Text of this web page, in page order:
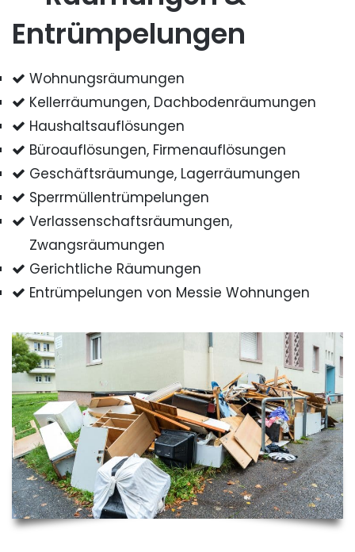
Entrümpelungen
Wohnungsräumungen
Kellerräumungen, Dachbodenräumungen
Haushaltsauflösungen
Büroauflösungen, Firmenauflösungen
Geschäftsräumunge, Lagerräumungen
Sperrmüllentrümpelungen
Verlassenschaftsräumungen,
Zwangsräumungen
Gerichtliche Räumungen
Entrümpelungen von Messie Wohnungen